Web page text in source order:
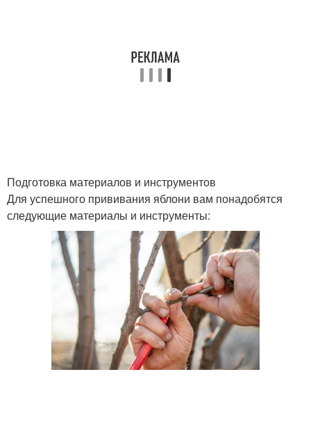
Подготовка материалов и инструментов
Для успешного прививания яблони вам понадобятся
следующие материалы и инструменты: